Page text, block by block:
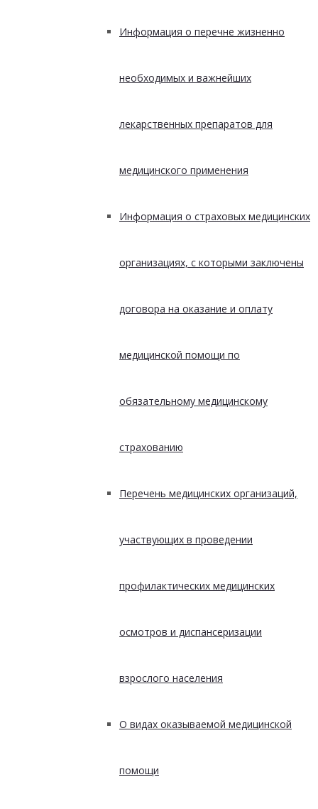
Информация о перечне жизненно
необходимых и важнейших
лекарственных препаратов для
медицинского применения
Информация о страховых медицинских
организациях, с которыми заключены
договора на оказание и оплату
медицинской помощи по
обязательному медицинскому
страхованию
Перечень медицинских организаций,
участвующих в проведении
профилактических медицинских
осмотров и диспансеризации
взрослого населения
О видах оказываемой медицинской
помощи